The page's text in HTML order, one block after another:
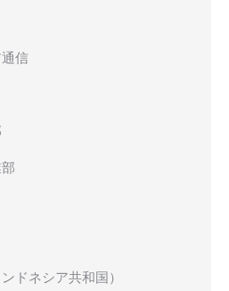
信
ドネシア共和国）